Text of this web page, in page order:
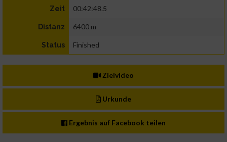
Zeit 00:42:48.5
Distanz 6400 m
Status Finished
Zielvideo
Urkunde
Ergebnis auf Facebook teilen